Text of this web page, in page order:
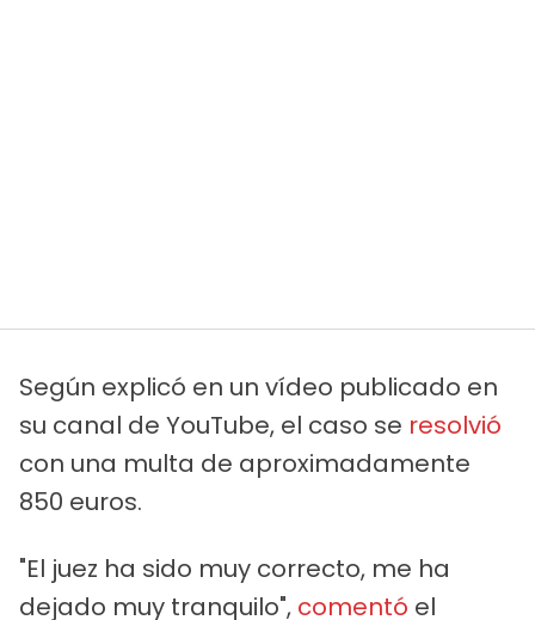
Según explicó en un vídeo publicado en
su canal de YouTube, el caso se resolvió
con una multa de aproximadamente
850 euros.
"El juez ha sido muy correcto, me ha
dejado muy tranquilo", comentó el